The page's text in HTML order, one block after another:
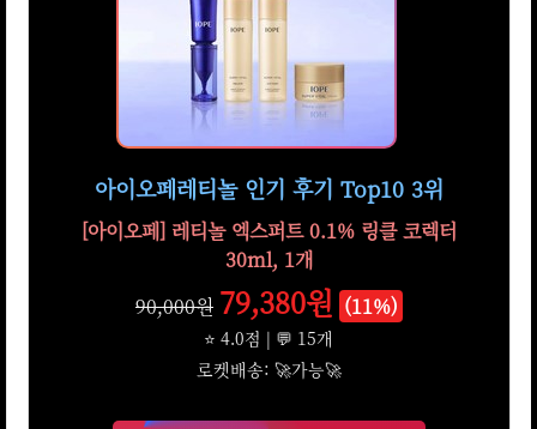
아이오페레티놀 인기 후기 Top10 3위
[아이오페] 레티놀 엑스퍼트 0.1% 링클 코렉터
30ml, 1개
90,000원 79,380원 (11%)
⭐ 4.0점 | 💬 15개
로켓배송: 🚀가능🚀